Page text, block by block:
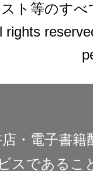
ト等のす
・電子書
スであるこ